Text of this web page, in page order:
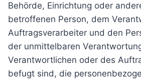
Behörde, Einrichtung oder
betroffenen Person, dem
Auftragsverarbeiter und den
der unmittelbaren
Verantwortlichen oder des
befugt sind, die